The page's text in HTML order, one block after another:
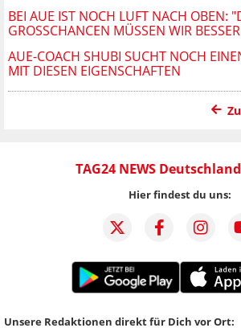
BEI AUE IST NOCH LUFT NACH OBEN:
GROSSCHANCEN MÜSSEN WIR
AUE-COACH SHUBI SUCHT NOCH
MIT DIESEN EIGENSCHAFTEN
TAG24 NEWS
Hier findest du uns:
Unsere Redaktionen direkt für Dich vor Ort: